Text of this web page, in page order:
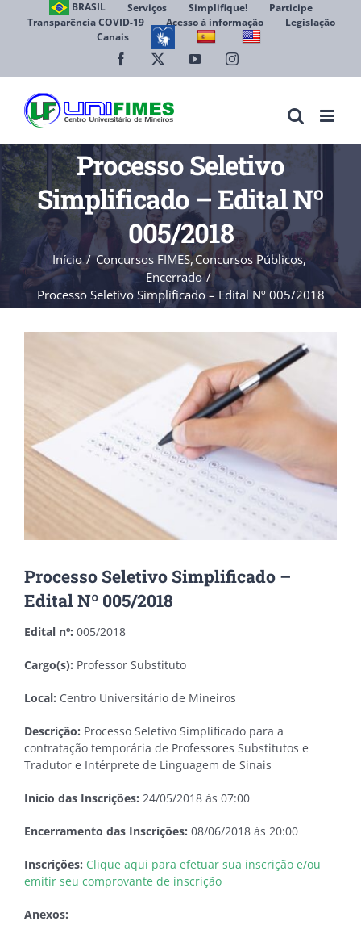
BRASIL Serviços Simplifique!
Participe
Transparência COVID-19
Acesso à informação
Legislação
Canais
Facebook YouTubeInstagram
Processo Seletivo
Simplificado – Edital Nº
005/2018
Início Concursos FIMES Concursos Públicos
Encerrado
Processo Seletivo Simplificado – Edital Nº 005/2018
Processo Seletivo Simplificado –
Edital Nº 005/2018
Edital nº: 005/2018
Cargo(s): Professor Substituto
Local: Centro Universitário de Mineiros
Descrição: Processo Seletivo Simplificado para a
contratação temporária de Professores Substitutos e
Tradutor e Intérprete de Linguagem de Sinais
Início das Inscrições: 24/05/2018 às 07:00
Encerramento das Inscrições: 08/06/2018 às 20:00
Inscrições: Clique aqui para efetuar sua inscrição e/ou
emitir seu comprovante de inscrição
Anexos: